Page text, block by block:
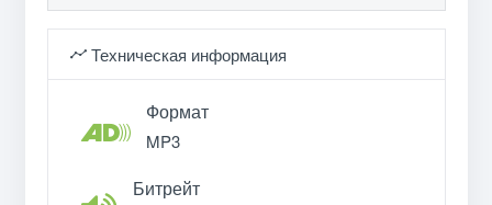
Техническая информация
Формат
MP3
Битрейт